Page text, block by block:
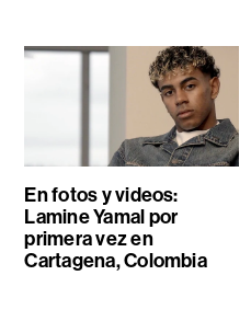
En fotos y videos:
Lamine Yamal por
primera vez en
Cartagena, Colombia